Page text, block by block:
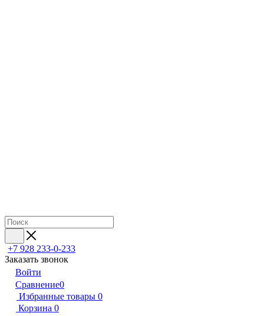
+7 928 233-0-233
Заказать звонок
Войти
Сравнение0
Избранные товары 0
Корзина 0